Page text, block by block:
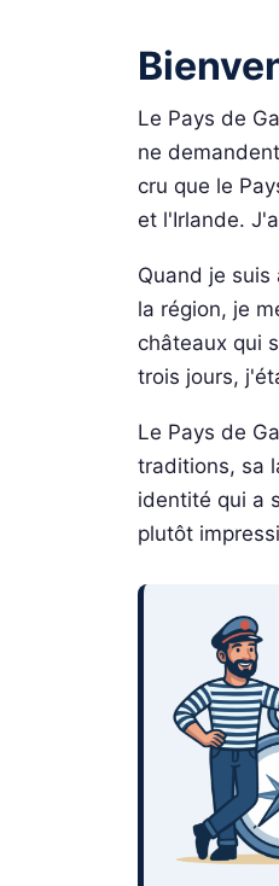
Le Pays de
ne
cru que le
et l'Irlande.
Quand je
la région, je
châteaux qui
trois jours,
Le Pays de
traditions, sa
identité qui a
plutôt